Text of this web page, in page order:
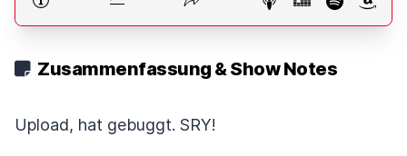
Zusammenfassung & Show Notes
Upload, hat gebuggt. SRY!